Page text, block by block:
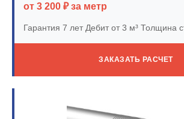
от 3 200 ₽ за метр
Гарантия 7 летДебит от 3 м³ Толщина
ЗАКАЗАТЬ РАСЧЕТ